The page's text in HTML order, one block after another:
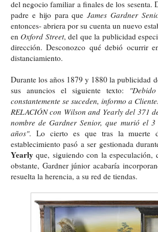
del negocio familiar a finales de los sesenta.
padre e hijo para queJames Gardner
entonces- abriera por su cuenta un nuevo
en Oxford Street, del que la publicidad
dirección. Desconozco qué debió ocurrir
distanciamiento.
Durante los años 1879 y 1880 la publicidad
sus anuncios el siguiente texto:
constantemente se suceden, informo a
RELACIÓN con Wilson and Yearly del 371
nombre de Gardner Senior, que murió el
años". Lo cierto es que tras la muerte
establecimiento pasó a ser gestionada
Yearly que, siguiendo con la especulación,
obstante, Gardner júnior acabaría
resuelta la herencia, a su red de tiendas.